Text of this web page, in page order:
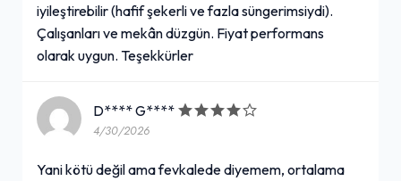
iyileştirebilir (hafif şekerli ve fazla süngerimsiydi).
Çalışanları ve mekân düzgün. Fiyat performans
olarak uygun. Teşekkürler
D**** G****
4/30/2026
Yani kötü değil ama fevkalede diyemem, ortalama